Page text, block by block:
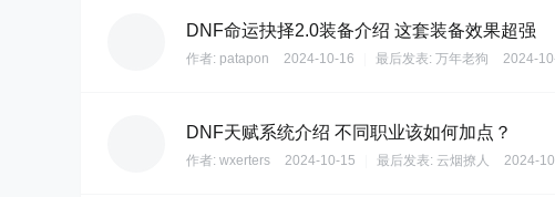
DNF命运抉择2.0装备介绍 这套装备效果超强
作者: patapon 2024-10-16 最后发表: 万年老狗 2024-
DNF天赋系统介绍 不同职业该如何加点？
作者: wxerters 2024-10-15 最后发表: 云烟撩人 2024-